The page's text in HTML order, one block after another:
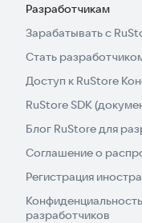
Разработчикам
Зарабатывать с
Стать
Доступ к RuStore
RuStore SDK
Блог RuStore для
Соглашение о
Регистрация
разработчиков